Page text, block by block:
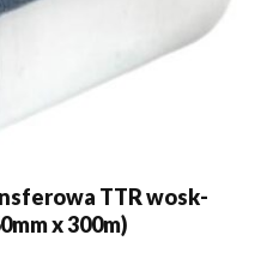
TTR wosk-
x 300m)